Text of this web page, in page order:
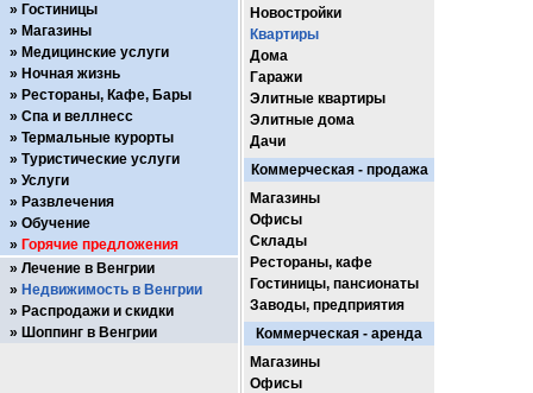
Новостройки
Квартиры
Дома
Гаражи
Элитные квартиры
Элитные дома
Дачи
Коммерческая - продажа
Магазины
Офисы
Склады
Рестораны, кафе
Гостиницы, пансионаты
Заводы, предприятия
Коммерческая - аренда
Магазины
Офисы
Гостиницы
Магазины
Медицинские услуги
Ночная жизнь
Рестораны, Кафе, Бары
Спа и веллнесс
Термальные курорты
Туристические услуги
Услуги
Развлечения
Обучение
Горячие предложения
Лечение в Венгрии
Недвижимость в Венгрии
Распродажи и скидки
Шоппинг в Венгрии